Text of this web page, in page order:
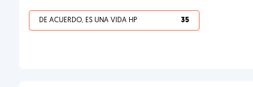
DE ACUERDO, ES UNA VIDA HP 35